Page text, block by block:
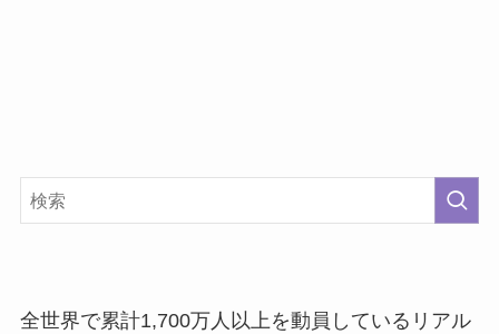
全世界で累計1,700万人以上を動員しているリアル